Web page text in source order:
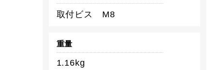
取付ビス M8
重量
1.16kg